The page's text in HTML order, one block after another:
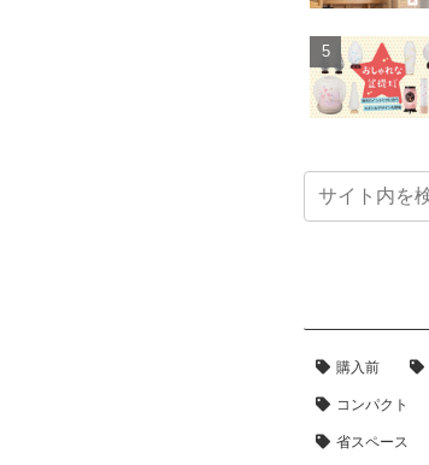
購入前
コンパクト
省スペース